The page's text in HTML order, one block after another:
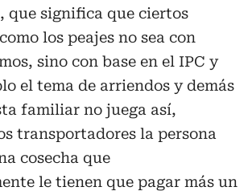
que significa que ciertos
los peajes no sea con
sino con base en el IPC y
el tema de arriendos y demás
familiar no juega así,
transportadores la persona
cosecha que
le tienen que pagar más un